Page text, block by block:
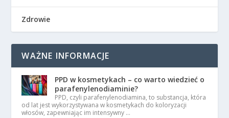
Zdrowie
WAŻNE INFORMACJE
PPD w kosmetykach – co warto wiedzieć o
parafenylenodiaminie?
PPD, czyli parafenylenodiamina, to substancja, która
od lat jest wykorzystywana w kosmetykach do koloryzacji
włosów, zapewniając im intensywny …